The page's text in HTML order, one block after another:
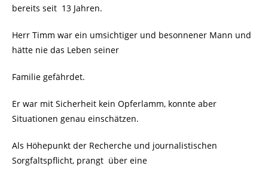
bereits seit 13 Jahren.
Herr Timm war ein umsichtiger und besonnener Mann und
hätte nie das Leben seiner
Familie gefährdet.
Er war mit Sicherheit kein Opferlamm, konnte aber
Situationen genau einschätzen.
Als Höhepunkt der Recherche und journalistischen
Sorgfaltspflicht, prangt über eine